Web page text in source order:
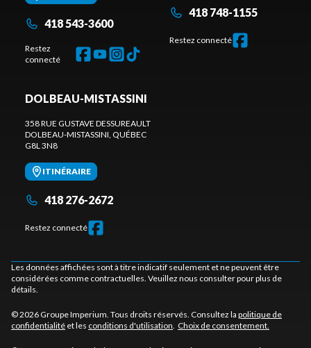
418 543-3600
Restez
connecté
418 748-1155
Restez connecté
DOLBEAU-MISTASSINI
358 RUE GUSTAVE DESSUREAULT
DOLBEAU-MISTASSINI , QUÉBEC
G8L 3N8
ITINÉRAIRE
418 276-2672
Restez connecté
Les données affichées sont à titre indicatif seulement et ne peuvent être
considérées comme contractuelles. Veuillez nous consulter pour plus de
détails.
© 2026 Groupe Imperium. Tous droits réservés. Consultez la politique de
confidentialité et les conditions d'utilisation Choix de consentement.